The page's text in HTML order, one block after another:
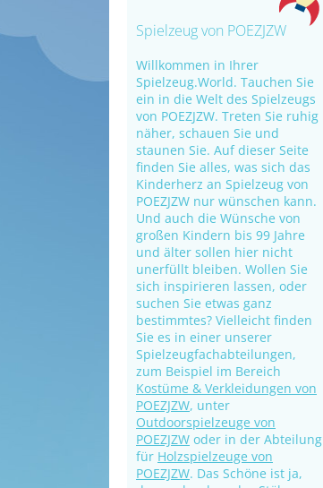
Spielzeug von POEZJZW
Willkommen in Ihrer
Spielzeug.World. Tauchen Sie
ein in die Welt des Spielzeugs
von POEZJZW. Treten Sie ruhig
näher, schauen Sie und
staunen Sie. Auf dieser Seite
finden Sie alles, was sich das
Kinderherz an Spielzeug von
POEZJZW nur wünschen kann.
Und auch die Wünsche von
großen Kindern bis 99 Jahre
und älter sollen hier nicht
unerfüllt bleiben. Wollen Sie
sich inspirieren lassen, oder
suchen Sie etwas ganz
bestimmtes? Vielleicht finden
Sie es in einer unserer
Spielzeugfachabteilungen,
zum Beispiel im Bereich
Kostüme & Verkleidungen von
POEZJZW, unter
Outdoorspielzeuge von
POEZJZW oder in der Abteilung
für Holzspielzeuge von
POEZJZW. Das Schöne ist ja,